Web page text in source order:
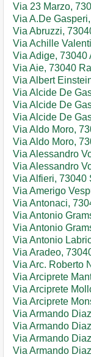
Via 23 Marzo,
Via A.De
Via Abruzzi,
Via Achille
Via Adige, 73040
Via Aie, 73040
Via Albert
Via Alcide De
Via Alcide De
Via Alcide De
Via Aldo Moro,
Via Aldo Moro,
Via Alessandro
Via Alessandro
Via Alfieri, 73040
Via Amerigo
Via Antonaci,
Via Antonio
Via Antonio
Via Antonio
Via Aradeo,
Via Arc. Roberto
Via Arciprete
Via Arciprete
Via Arciprete
Via Armando
Via Armando
Via Armando
Via Armando